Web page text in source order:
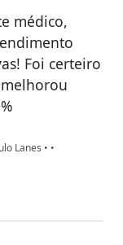
médico,
Foi certeiro
Lanes • •